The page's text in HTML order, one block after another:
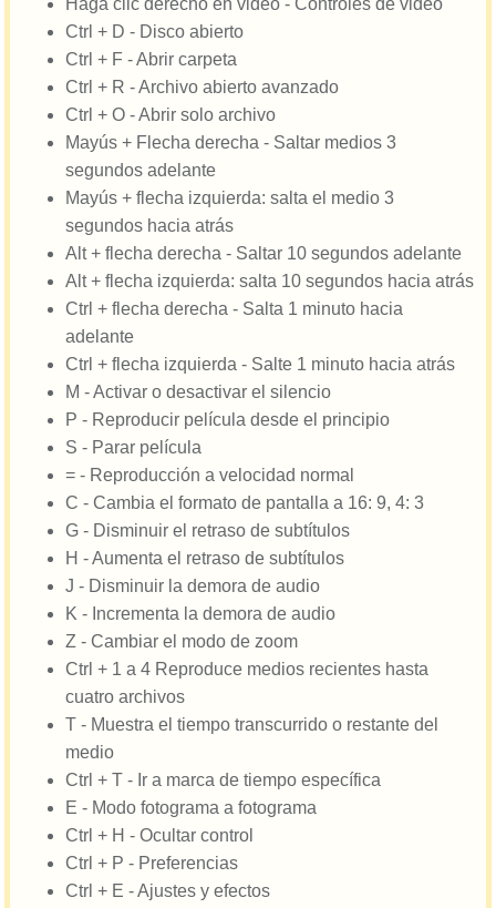
Haga clic derecho en video - Controles de video
Ctrl + D - Disco abierto
Ctrl + F - Abrir carpeta
Ctrl + R - Archivo abierto avanzado
Ctrl + O - Abrir solo archivo
Mayús + Flecha derecha - Saltar medios 3
segundos adelante
Mayús + flecha izquierda: salta el medio 3
segundos hacia atrás
Alt + flecha derecha - Saltar 10 segundos adelante
Alt + flecha izquierda: salta 10 segundos hacia atrás
Ctrl + flecha derecha - Salta 1 minuto hacia
adelante
Ctrl + flecha izquierda - Salte 1 minuto hacia atrás
M - Activar o desactivar el silencio
P - Reproducir película desde el principio
S - Parar película
= - Reproducción a velocidad normal
C - Cambia el formato de pantalla a 16: 9, 4: 3
G - Disminuir el retraso de subtítulos
H - Aumenta el retraso de subtítulos
J - Disminuir la demora de audio
K - Incrementa la demora de audio
Z - Cambiar el modo de zoom
Ctrl + 1 a 4 Reproduce medios recientes hasta
cuatro archivos
T - Muestra el tiempo transcurrido o restante del
medio
Ctrl + T - Ir a marca de tiempo específica
E - Modo fotograma a fotograma
Ctrl + H - Ocultar control
Ctrl + P - Preferencias
Ctrl + E - Ajustes y efectos